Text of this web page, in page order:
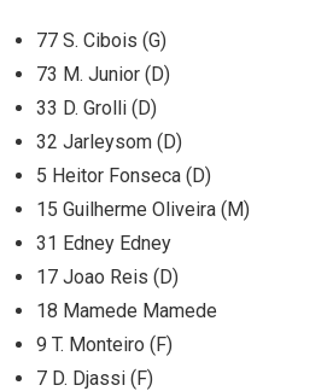
77 S. Cibois (G)
73 M. Junior (D)
33 D. Grolli (D)
32 Jarleysom (D)
5 Heitor Fonseca (D)
15 Guilherme Oliveira (M)
31 Edney Edney
17 Joao Reis (D)
18 Mamede Mamede
9 T. Monteiro (F)
7 D. Djassi (F)